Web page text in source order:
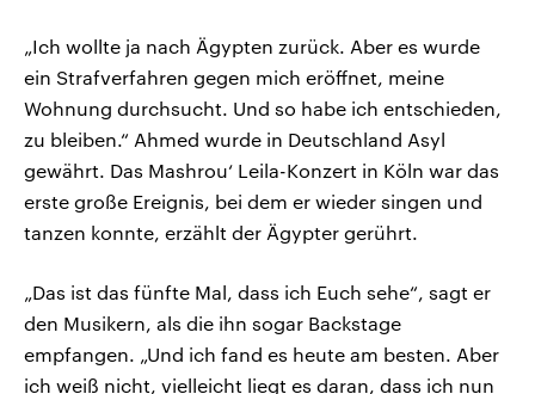
„Ich wollte ja nach Ägypten zurück. Aber es wurde
ein Strafverfahren gegen mich eröffnet, meine
Wohnung durchsucht. Und so habe ich entschieden,
zu bleiben.“ Ahmed wurde in Deutschland Asyl
gewährt. Das Mashrou‘ Leila-Konzert in Köln war das
erste große Ereignis, bei dem er wieder singen und
tanzen konnte, erzählt der Ägypter gerührt.
„Das ist das fünfte Mal, dass ich Euch sehe“, sagt er
den Musikern, als die ihn sogar Backstage
empfangen. „Und ich fand es heute am besten. Aber
ich weiß nicht, vielleicht liegt es daran, dass ich nun